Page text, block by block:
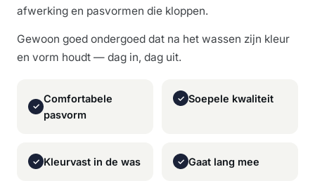
afwerking en pasvormen die kloppen.
Gewoon goed ondergoed dat na het wassen zijn kleur
en vorm houdt — dag in, dag uit.
✓
Comfortabele
pasvorm
✓ Soepele kwaliteit
✓ Kleurvast in de was ✓ Gaat lang mee